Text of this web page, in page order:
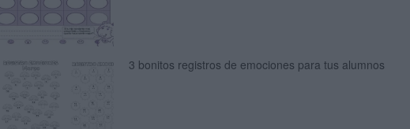
3 bonitos registros de emociones para tus alumnos